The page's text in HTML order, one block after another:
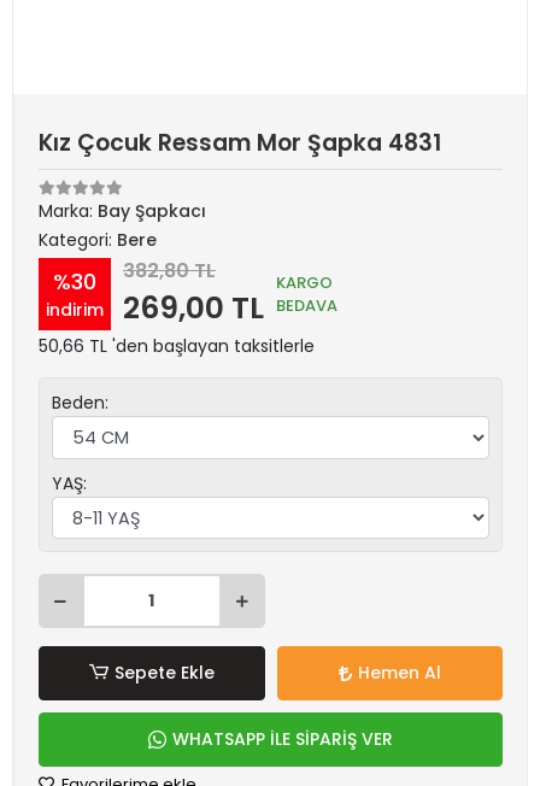
Kız Çocuk Ressam Mor Şapka 4831
Marka: Bay Şapkacı
Kategori: Bere
%30
indirim
382,80 TL
269,00 TL
KARGO
BEDAVA
50,66 TL 'den başlayan taksitlerle
Beden:
YAŞ:
Sepete Ekle Hemen Al
WHATSAPP İLE SİPARİŞ VER